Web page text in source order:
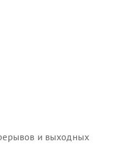
и выходных